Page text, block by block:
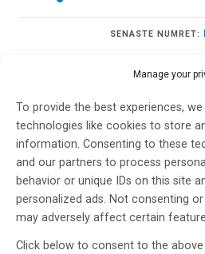
Manage your
To provide the best experiences,
technologies like cookies to store
information. Consenting to these
and our partners to process
behavior or unique IDs on this site
personalized ads. Not consenting
may adversely affect certain
Click below to consent to the
SENASTE NUMRET:
7 Tesla